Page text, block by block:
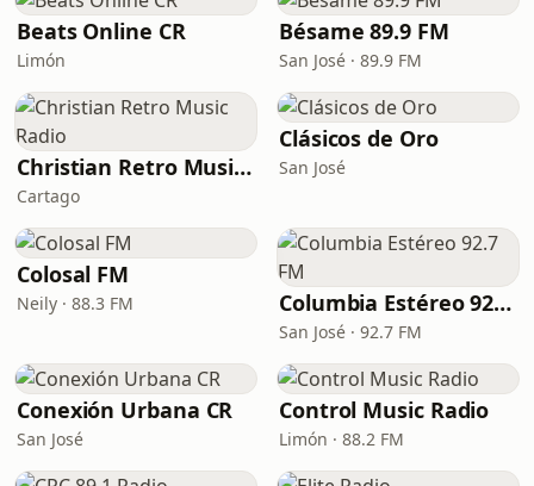
Beats Online CR
Limón
Bésame 89.9 FM
San José · 89.9 FM
Christian Retro Music Radio
Cartago
Clásicos de Oro
San José
Colosal FM
Neily · 88.3 FM Columbia Estéreo 92.7 FM
San José · 92.7 FM
Conexión Urbana CR
San José
Control Music Radio
Limón · 88.2 FM